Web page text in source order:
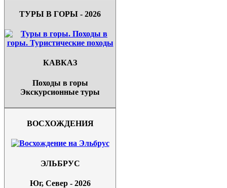
ТУРЫ В ГОРЫ - 2026
КАВКАЗ
Походы в горы
Экскурсионные туры
ВОСХОЖДЕНИЯ
ЭЛЬБРУС
Юг, Север - 2026